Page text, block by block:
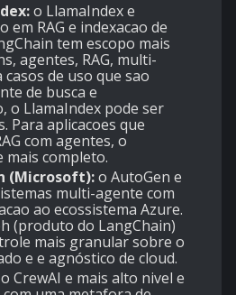
o LlamaIndex e
em RAG e indexacao de
tem escopo mais
agentes, RAG, multi-
casos de uso que sao
de busca e
o LlamaIndex pode ser
Para aplicacoes que
com agentes, o
mais completo.
(Microsoft):o AutoGen e
multi-agente com
ao ecossistema Azure.
(produto do LangChain)
mais granular sobre o
e e agnóstico de cloud.
o CrewAI e mais alto nivel e